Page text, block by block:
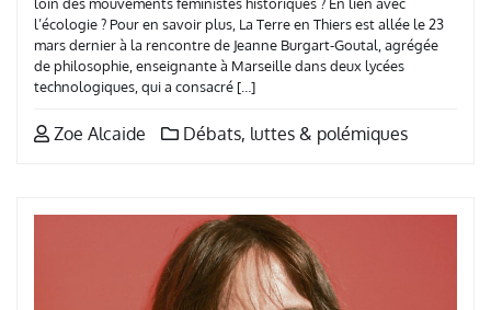
l’écologie ? Pour en savoir plus, La Terre en Thiers est allée le 23
mars dernier à la rencontre de Jeanne Burgart-Goutal, agrégée
de philosophie, enseignante à Marseille dans deux lycées
technologiques, qui a consacré […]
Zoe Alcaide Débats, luttes & polémiques